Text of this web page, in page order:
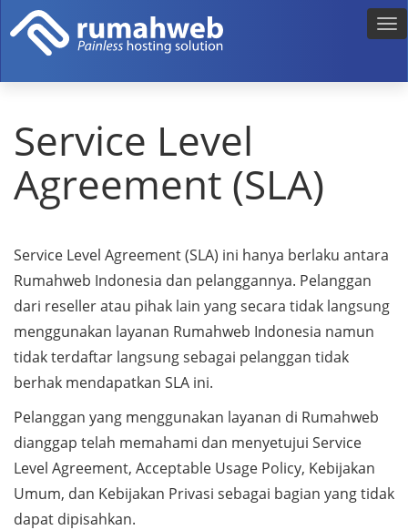
Service Level
Agreement (SLA)
Service Level Agreement (SLA) ini hanya berlaku antara
Rumahweb Indonesia dan pelanggannya. Pelanggan
dari reseller atau pihak lain yang secara tidak langsung
menggunakan layanan Rumahweb Indonesia namun
tidak terdaftar langsung sebagai pelanggan tidak
berhak mendapatkan SLA ini.
Pelanggan yang menggunakan layanan di Rumahweb
dianggap telah memahami dan menyetujui Service
Level Agreement, Acceptable Usage Policy, Kebijakan
Umum, dan Kebijakan Privasi sebagai bagian yang tidak
dapat dipisahkan.